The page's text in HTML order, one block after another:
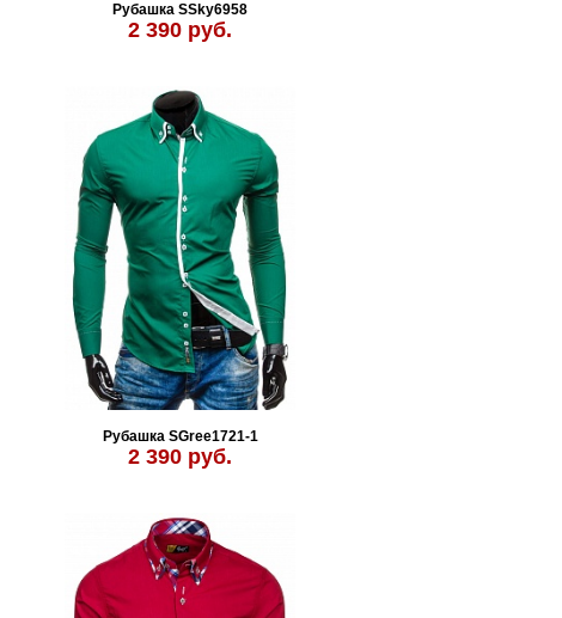
Рубашка SSky6958
2 390 руб.
Рубашка SGree1721-1
2 390 руб.